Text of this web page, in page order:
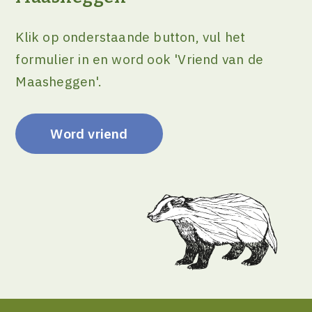
Klik op onderstaande button, vul het
formulier in en word ook 'Vriend van de
Maasheggen'.
Word vriend